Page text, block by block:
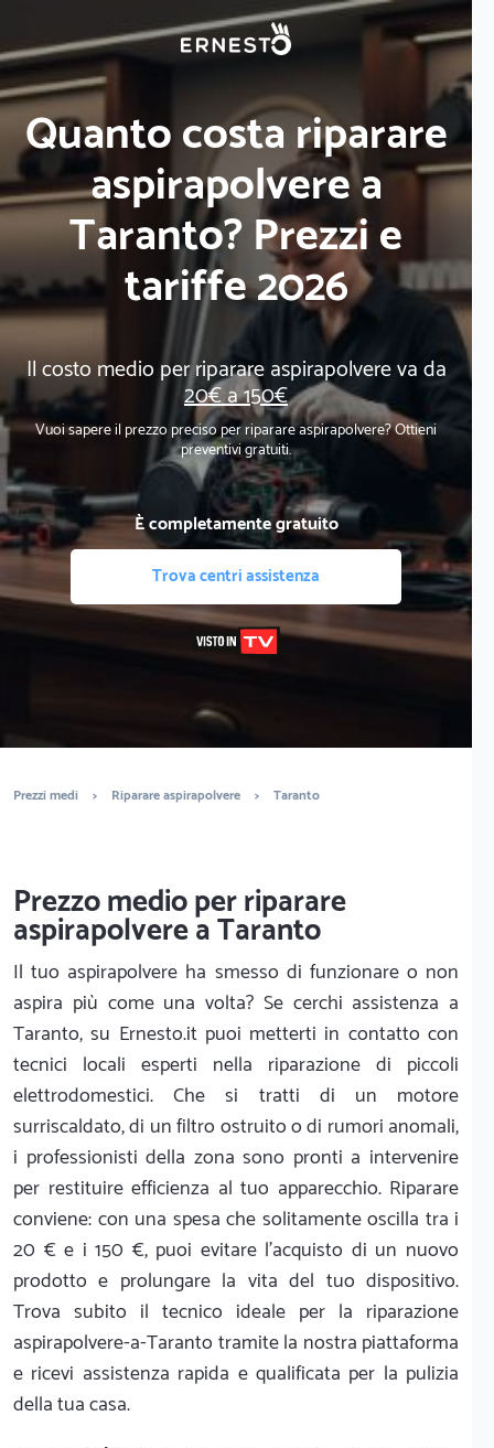
Quanto costa riparare
aspirapolvere a
Taranto? Prezzi e
tariffe 2026
Il costo medio per riparare aspirapolvere va da
20€ a 150€
Vuoi sapere il prezzo preciso per riparare aspirapolvere? Ottieni
preventivi gratuiti.
È completamente gratuito
Trova centri assistenza
Prezzi medi > Riparare aspirapolvere > Taranto
Prezzo medio per riparare
aspirapolvere a Taranto
Il tuo aspirapolvere ha smesso di funzionare o non
aspira più come una volta? Se cerchi assistenza a
Taranto, su Ernesto.it puoi metterti in contatto con
tecnici locali esperti nella riparazione di piccoli
elettrodomestici. Che si tratti di un motore
surriscaldato, di un filtro ostruito o di rumori anomali,
i professionisti della zona sono pronti a intervenire
per restituire efficienza al tuo apparecchio. Riparare
conviene: con una spesa che solitamente oscilla tra i
20 € e i 150 €, puoi evitare l'acquisto di un nuovo
prodotto e prolungare la vita del tuo dispositivo.
Trova subito il tecnico ideale per la riparazione
aspirapolvere-a-Taranto tramite la nostra piattaforma
e ricevi assistenza rapida e qualificata per la pulizia
della tua casa.